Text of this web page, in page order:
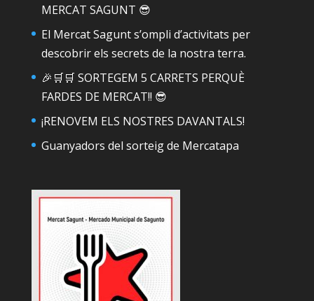
MERCAT SAGUNT 😎
El Mercat Sagunt s’ompli d’activitats per
descobrir els secrets de la nostra terra.
🎉🛒🛒 SORTEGEM 5 CARRETS PERQUÈ
FARDES DE MERCAT!! 😎
¡RENOVEM ELS NOSTRES DAVANTALS!
Guanyadors del sorteig de Mercatapa